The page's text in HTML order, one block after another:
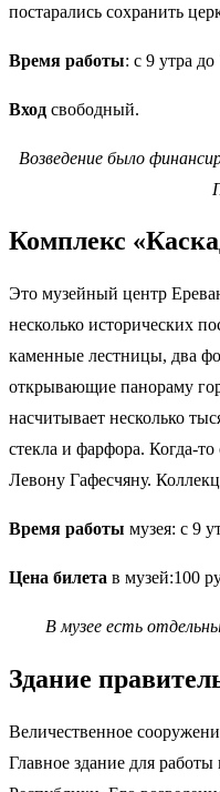
постарались сохранить
Время работы: с 9 утра до
Вход свободный.
Возведение было
Комплекс
Это музейный центр
несколько исторических
каменные лестницы, два
открывающие панораму
насчитывает несколько
стекла и фарфора. Когда-
Левону Гафесчяну.
Время работы музея: с 9
Цена билета в музей:100
В музее есть
Здание
Величественное
Главное здание для